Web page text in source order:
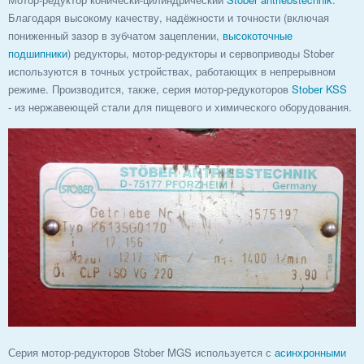
Благодаря высокому качеству, надёжности и точности (включая
пониженный зазор в зубчатом зацеплении, высокоточные
подшипники) редукторы, мотор-редукторы и сервоприводы Stober
используются в точных устройствах, работающих в непрерывном
режиме. Производится, также, серия мотор-редукоторов Stober KSS
- из нержавеющей стали для пищевого и химического оборудования.
Серия мотор-редукторов Stober MGS используется с асинхронными